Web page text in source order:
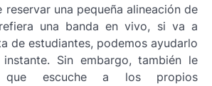
reservar una pequeña alineación de
una banda en vivo, si va a
de estudiantes, podemos ayudarlo
Sin embargo, también le
que escuche a los propios